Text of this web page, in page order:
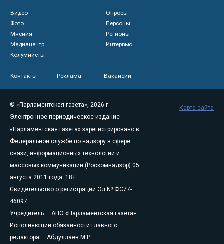
Видео
Опросы
Фото
Персоны
Мнения
Регионы
Медиацентр
Интервью
Колумнисты
Контакты Реклама Вакансии
© «Парламентская газета», 2026 г.
Электронное периодическое издание
«Парламентская газета» зарегистрировано в
Федеральной службе по надзору в сфере
связи, информационных технологий и
массовых коммуникаций (Роскомнадзор) 05
августа 2011 года. 18+
Свидетельство о регистрации Эл № ФС77-
46097
Учредитель — АНО «Парламентская газета»
Исполняющий обязанности главного
редактора — Абдуллаев М.Р.
Карта сайта